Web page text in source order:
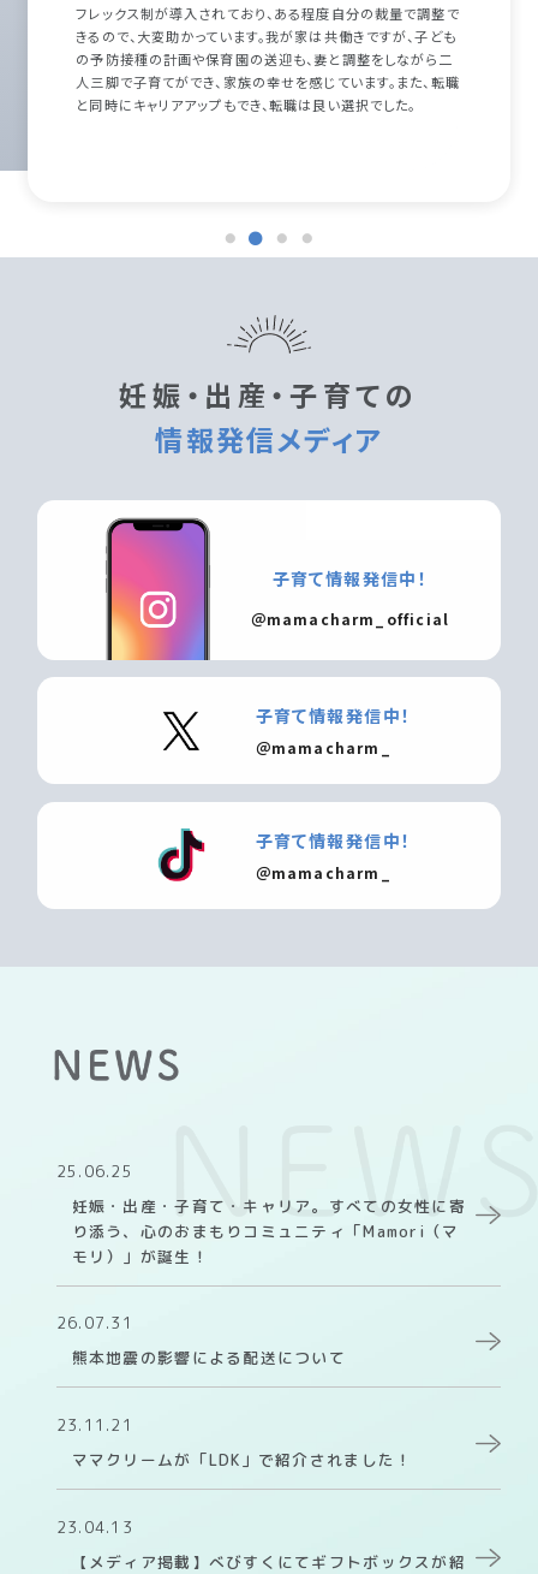
フレックス制が導入されており、ある程度自分の裁量で調整で
きるので、大変助かっています。我が家は共働きですが、子ども
の予防接種の計画や保育園の送迎も、妻と調整をしながら二
人三脚で子育てができ、家族の幸せを感じています。また、転職
と同時にキャリアアップもでき、転職は良い選択でした。
妊娠・出産・子育ての
情報発信メディア
子育て情報発信中！
＠mamacharm_official
子育て情報発信中！
＠mamacharm_
子育て情報発信中！
＠mamacharm_
25.06.25
妊娠・出産・子育て・キャリア。すべての女性に寄
り添う、心のおまもりコミュニティ「Mamori（マ
モリ）」が誕生！
26.07.31
熊本地震の影響による配送について
23.11.21
ママクリームが「LDK」で紹介されました！
23.04.13
【メディア掲載】べびすくにてギフトボックスが紹